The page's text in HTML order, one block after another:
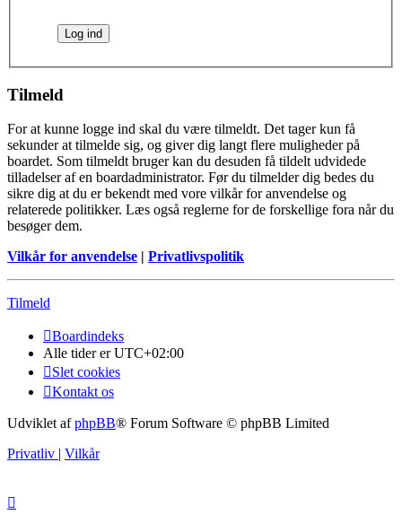
Tilmeld
For at kunne logge ind skal du være tilmeldt. Det tager kun få
sekunder at tilmelde sig, og giver dig langt flere muligheder på
boardet. Som tilmeldt bruger kan du desuden få tildelt udvidede
tilladelser af en boardadministrator. Før du tilmelder dig bedes du
sikre dig at du er bekendt med vore vilkår for anvendelse og
relaterede politikker. Læs også reglerne for de forskellige fora når du
besøger dem.
Vilkår for anvendelse | Privatlivspolitik
Tilmeld
Boardindeks
Alle tider erUTC+02:00
Slet cookies
Kontakt os
Udviklet afphpBB® Forum Software © phpBB Limited
Privatliv | Vilkår